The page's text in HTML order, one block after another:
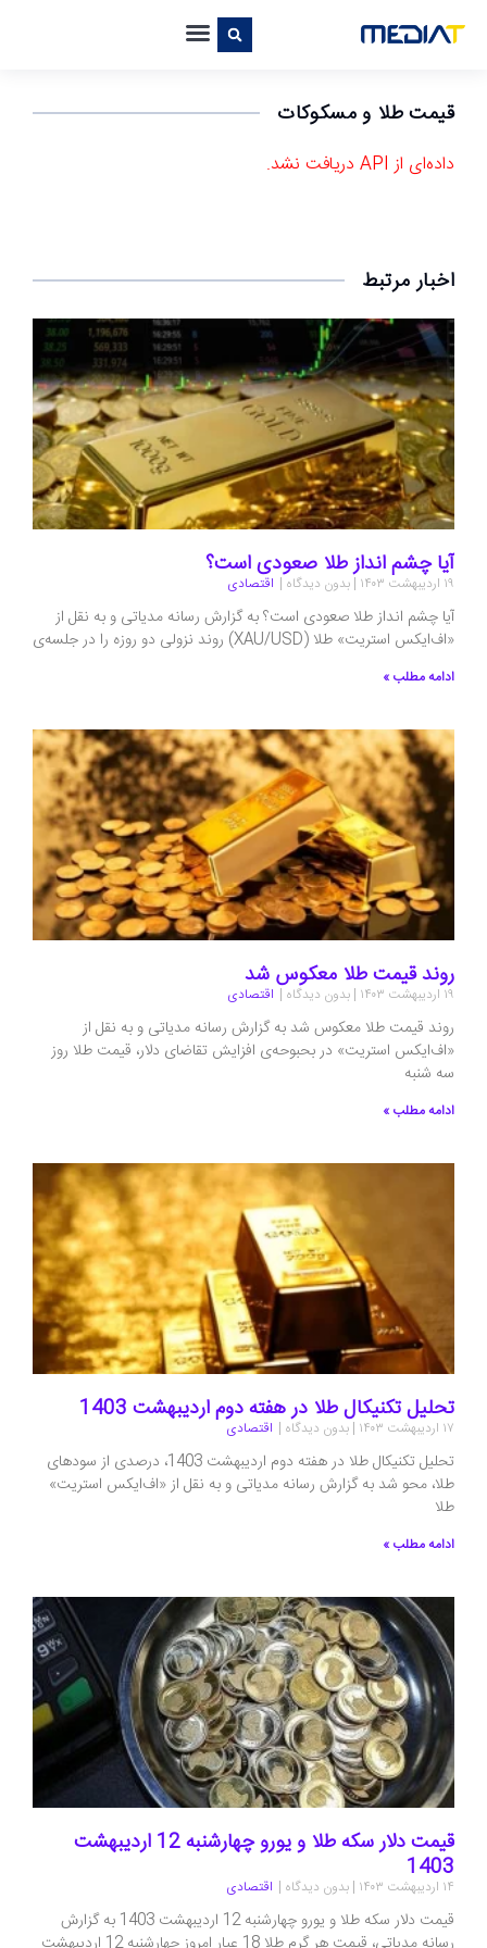
قیمت طلا و مسکوکات
داده‌ای از API دریافت نشد.
اخبار مرتبط
آیا چشم انداز طلا صعودی است؟
۱۹ اردیبهشت ۱۴۰۳ بدون دیدگاه اقتصادی
آیا چشم انداز طلا صعودی است؟ به گزارش رسانه مدیاتی و به نقل از
«اف‌ایکس استریت» طلا (XAU/USD) روند نزولی دو روزه را در جلسه‌ی
ادامه مطلب »
روند قیمت طلا معکوس شد
۱۹ اردیبهشت ۱۴۰۳ بدون دیدگاه اقتصادی
روند قیمت طلا معکوس شد به گزارش رسانه مدیاتی و به نقل از
«اف‌ایکس استریت» در بحبوحه‌ی افزایش تقاضای دلار، قیمت طلا روز
سه شنبه
ادامه مطلب »
تحلیل تکنیکال طلا در هفته دوم اردیبهشت 1403
۱۷ اردیبهشت ۱۴۰۳ بدون دیدگاه اقتصادی
تحلیل تکنیکال طلا در هفته دوم اردیبهشت 1403، درصدی از سودهای
طلا، محو شد به گزارش رسانه مدیاتی و به نقل از «اف‌ایکس استریت»
طلا
ادامه مطلب »
قیمت دلار سکه طلا و یورو چهارشنبه 12 اردیبهشت
1403
۱۴ اردیبهشت ۱۴۰۳ بدون دیدگاه اقتصادی
قیمت دلار سکه طلا و یورو چهارشنبه 12 اردیبهشت 1403 به گزارش